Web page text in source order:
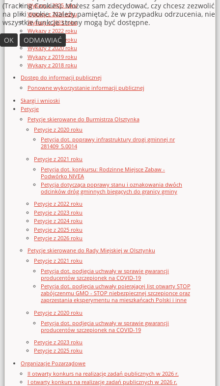
Wykazy z 2025 roku
Wykazy z 2024 roku
Wykazy z 2023 roku
Wykazy z 2022 roku
Wykazy z 2021 roku
Wykazy z 2020 roku
Wykazy z 2019 roku
Wykazy z 2018 roku
Dostęp do informacji publicznej
Ponowne wykorzystanie informacji publicznej
Skargi i wnioski
Petycje
Petycje skierowane do Burmistrza Olsztynka
Petycje z 2020 roku
Petycja dot. poprawy infrastruktury drogi gminnej nr
281409_5.0014
Petycje z 2021 roku
Petycja dot. konkursu: Rodzinne Miejsce Zabaw -
Podwórko NIVEA
Petycja dotycząca poprawy stanu i oznakowania dwóch
odcinków dróg gminnych biegących do granicy gminy
Petycje z 2022 roku
Petycje z 2023 roku
Petycje z 2024 roku
Petycje z 2025 roku
Petycje z 2026 roku
Petycje skierowane do Rady Miejskiej w Olsztynku
Petycje z 2021 roku
Petycja dot. podjęcia uchwały w sprawie gwarancji
producentów szczepionek na COVID-19
Petycja dot. podjęcia uchwały poierającej list otwarty STOP
zabójczenmu GMO - STOP niebezpiecznej szczepionce oraz
zaprzestania eksperymentu na mieszkańcach Polski i inne
Petycje z 2020 roku
Petycja dot. podjęcia uchwały w sprawie gwarancji
producentów szczepionek na COVID-19
Petycje z 2023 roku
Petycje z 2025 roku
Organizacje Pozarządowe
II otwarty konkurs na realizację zadań publicznych w 2026 r.
I otwarty konkurs na realizację zadań publicznych w 2026 r.
(Tracking Cookies). Możesz sam zdecydować, czy chcesz zezwolić
na pliki cookie. Należy pamiętać, że w przypadku odrzucenia, nie
wszystkie funkcje strony mogą być dostępne.
OK
ODMAWIAĆ